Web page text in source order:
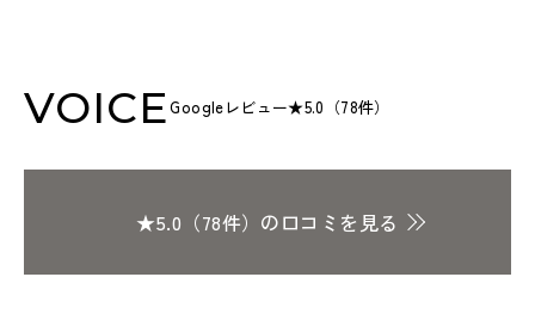
VOICEGoogleレビュー★5.0（78件）
★5.0（78件）の口コミを見る